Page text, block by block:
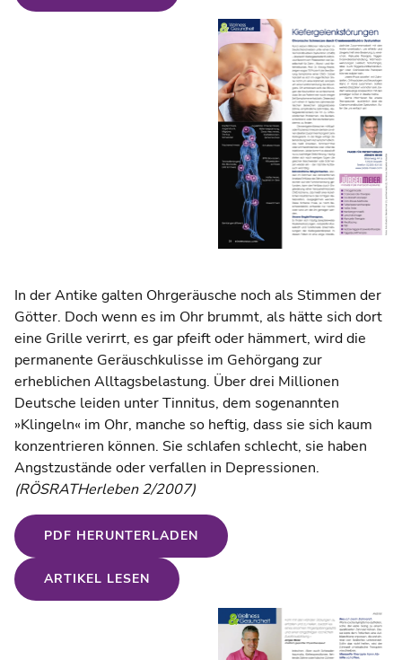
In der Antike galten Ohrgeräusche noch als Stimmen der
Götter. Doch wenn es im Ohr brummt, als hätte sich dort
eine Grille verirrt, es gar pfeift oder hämmert, wird die
permanente Geräuschkulisse im Gehörgang zur
erheblichen Alltagsbelastung. Über drei Millionen
Deutsche leiden unter Tinnitus, dem sogenannten
»Klingeln« im Ohr, manche so heftig, dass sie sich kaum
konzentrieren können. Sie schlafen schlecht, sie haben
Angstzustände oder verfallen in Depressionen.
(RÖSRATHerleben 2/2007)
PDF HERUNTERLADEN
ARTIKEL LESEN